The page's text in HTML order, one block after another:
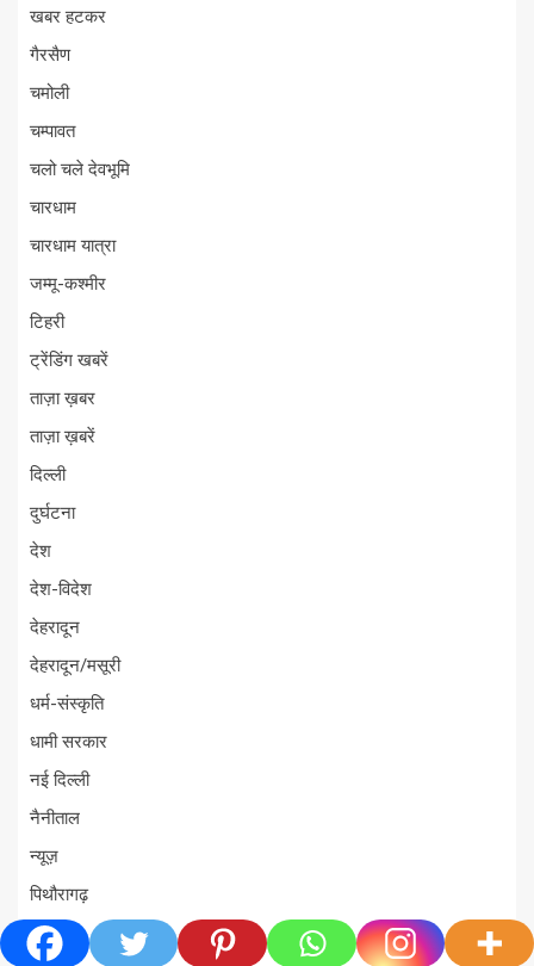
खबर हटकर
गैरसैण
चमोली
चम्पावत
चलो चले देवभूमि
चारधाम
चारधाम यात्रा
जम्मू-कश्मीर
टिहरी
ट्रेंडिंग खबरें
ताज़ा ख़बर
ताज़ा ख़बरें
दिल्ली
दुर्घटना
देश
देश-विदेश
देहरादून
देहरादून/मसूरी
धर्म-संस्कृति
धामी सरकार
नई दिल्ली
नैनीताल
न्यूज़
पिथौरागढ़
पुलिस